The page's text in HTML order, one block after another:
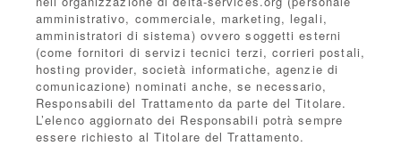
amministrativo, commerciale, marketing, legali,
amministratori di sistema) ovvero soggetti esterni
(come fornitori di servizi tecnici terzi, corrieri postali,
hosting provider, società informatiche, agenzie di
comunicazione) nominati anche, se necessario,
Responsabili del Trattamento da parte del Titolare.
L’elenco aggiornato dei Responsabili potrà sempre
essere richiesto al Titolare del Trattamento.